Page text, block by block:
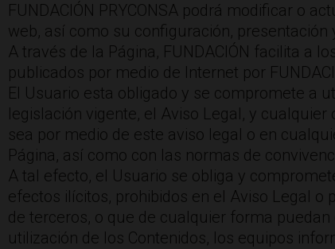
FUNDACIÓN PRYCONSA podrá modificar o
web, así como su configuración, presentación
A través de la Página, FUNDACIÓN facilita a
publicados por medio de Internet por
El Usuario esta obligado y se compromete a
legislación vigente, el Aviso Legal, y
sea por medio de este aviso legal o en
Página, así como con las normas de
A tal efecto, el Usuario se obliga y
efectos ilícitos, prohibidos en el Aviso Legal o
de terceros, o que de cualquier forma
utilización de los Contenidos, los equipos